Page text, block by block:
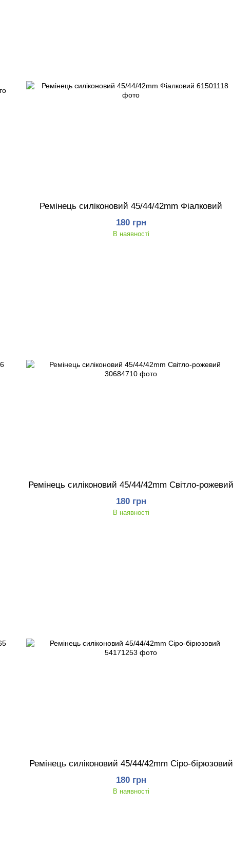
Ремінець силіконовий 45/44/42mm Фіалковий
180 грн
В наявності
Ремінець силіконовий 45/44/42mm Світло-рожевий
180 грн
В наявності
Ремінець силіконовий 45/44/42mm Сіро-бірюзовий
180 грн
В наявності